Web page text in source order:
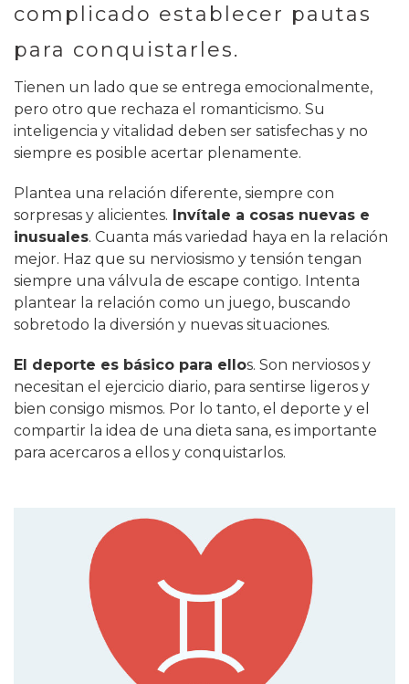
complicado establecer pautas
para conquistarles.
Tienen un lado que se entrega emocionalmente,
pero otro que rechaza el romanticismo. Su
inteligencia y vitalidad deben ser satisfechas y no
siempre es posible acertar plenamente.
Plantea una relación diferente, siempre con
sorpresas y alicientes. Invítale a cosas nuevas e
inusuales. Cuanta más variedad haya en la relación
mejor. Haz que su nerviosismo y tensión tengan
siempre una válvula de escape contigo. Intenta
plantear la relación como un juego, buscando
sobretodo la diversión y nuevas situaciones.
El deporte es básico para ellos. Son nerviosos y
necesitan el ejercicio diario, para sentirse ligeros y
bien consigo mismos. Por lo tanto, el deporte y el
compartir la idea de una dieta sana, es importante
para acercaros a ellos y conquistarlos.